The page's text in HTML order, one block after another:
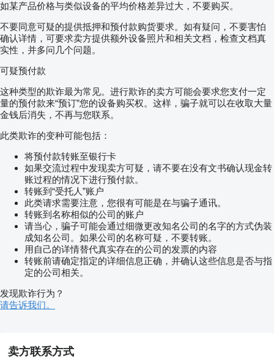
如某产品价格与类似设备的平均价格差异过大，不要购买。
不要同意可疑的提供抵押和预付款购货要求。如有疑问，不要害怕
确认详情，可要求卖方提供额外设备照片和相关文档，检查文档真
实性，并多问几个问题。
可疑预付款
这种类型的欺诈最为常见。进行欺诈的卖方可能会要求您支付一定
量的预付款来“预订”您的设备购买权。这样，骗子就可以在收取大量
金钱后消失，不再与您联系。
此类欺诈的变种可能包括：
将预付款转账至银行卡
如果交流过程中发现卖方可疑，请不要在没有文书确认现金转
账过程的情况下进行预付款。
转账到“受托人”账户
此类请求需要注意，您很有可能是在与骗子通讯。
转账到名称相似的公司的账户
请当心，骗子可能会通过细微更改知名公司的名字的方式伪装
成知名公司。如果公司的名称可疑，不要转账。
用自己的详情替代真实存在的公司的发票的内容
转账前请确定指定的详细信息正确，并确认这些信息是否与指
定的公司相关。
发现欺诈行为？
请告诉我们。
卖方联系方式